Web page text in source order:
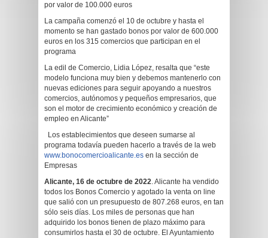
por valor de 100.000 euros
La campaña comenzó el 10 de octubre y hasta el
momento se han gastado bonos por valor de 600.000
euros en los 315 comercios que participan en el
programa
La edil de Comercio, Lidia López, resalta que “este
modelo funciona muy bien y debemos mantenerlo con
nuevas ediciones para seguir apoyando a nuestros
comercios, autónomos y pequeños empresarios, que
son el motor de crecimiento económico y creación de
empleo en Alicante”
Los establecimientos que deseen sumarse al
programa todavía pueden hacerlo a través de la web
www.bonocomercioalicante.es en la sección de
Empresas
Alicante, 16 de octubre de 2022. Alicante ha vendido
todos los Bonos Comercio y agotado la venta on line
que salió con un presupuesto de 807.268 euros, en tan
sólo seis días. Los miles de personas que han
adquirido los bonos tienen de plazo máximo para
consumirlos hasta el 30 de octubre. El Ayuntamiento